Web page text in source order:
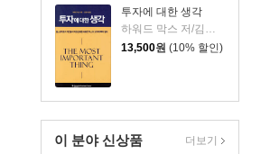
투자에 대한 생각
하워드 막스 저/김경미 역
13,500원 (10% 할인)
이 분야 신상품 더보기